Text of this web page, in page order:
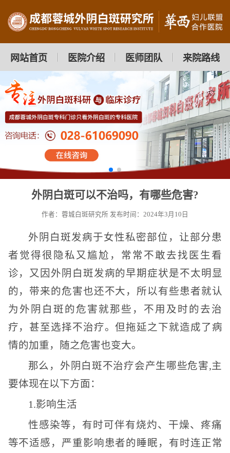
网站首页 医院介绍 医师团队 来院路线
外阴白斑可以不治吗，有哪些危害?
作者：蓉城白斑研究所 发布时间：2024年3月10日
外阴白斑发病于女性私密部位，让部分患
者觉得很隐私又尴尬，常常不敢去找医生看
诊，又因外阴白斑发病的早期症状是不太明显
的，带来的危害也还不大，所以有些患者就认
为外阴白斑的危害就那些，不用及时的去治
疗，甚至选择不治疗。但拖延之下就造成了病
情的加重，随之危害也变大。
那么，外阴白斑不治疗会产生哪些危害,主
要体现在以下方面：
1.影响生活
性感染等，有时可伴有烧灼、干燥、疼痛
等不适感，严重影响患者的睡眠，有时连正常